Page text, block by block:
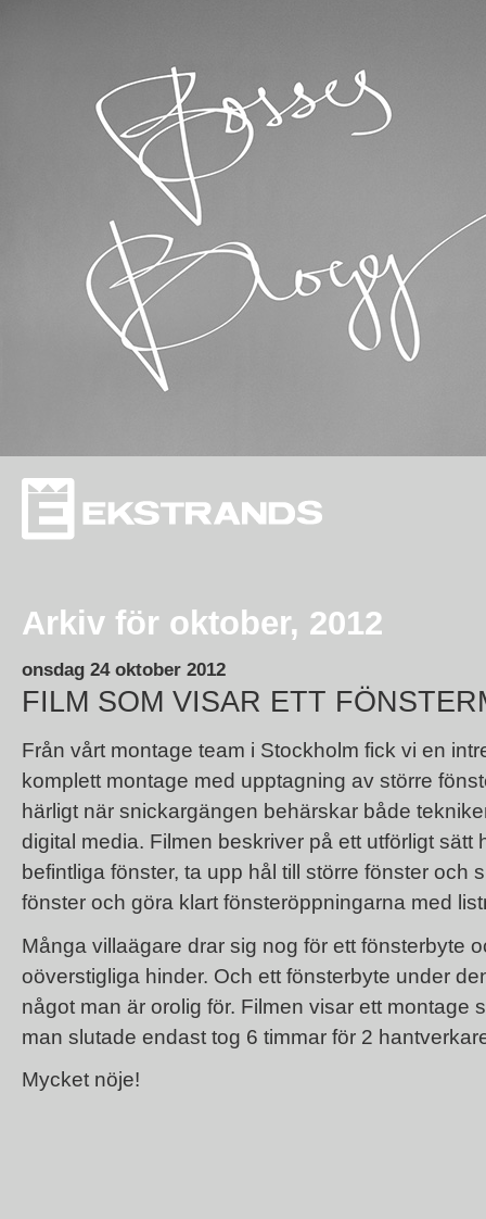
Arkiv för oktober, 2012
onsdag 24 oktober 2012
FILM SOM VISAR ETT
Från vårt montage team i Stockholm fick vi en
komplett montage med upptagning av större
härligt när snickargängen behärskar både
digital media. Filmen beskriver på ett utförligt sätt
befintliga fönster, ta upp hål till större fönster och
fönster och göra klart fönsteröppningarna med
Många villaägare drar sig nog för ett fönsterbyte
oöverstigliga hinder. Och ett fönsterbyte under
något man är orolig för. Filmen visar ett montage
man slutade endast tog 6 timmar för 2
Mycket nöje!